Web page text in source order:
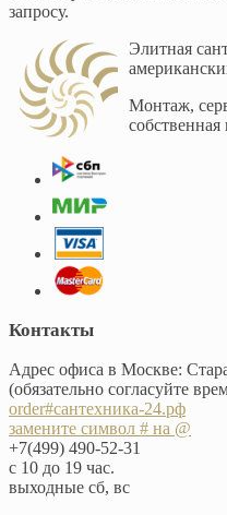
запросу.
Элитная
Монтаж,
Контакты
Адрес офиса в Москве:
(обязательно согласуйте
order#сантехника-24.рф
замените символ # на @
+7(499) 490-52-31
с 10 до 19 час.
выходные сб, вс